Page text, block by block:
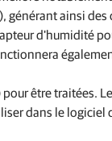
générant ainsi
d'humidité
être traitées.
dans le